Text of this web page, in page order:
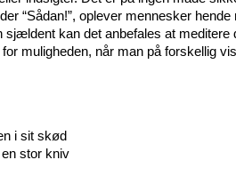
“Sådan!”, oplever mennesker hende
kan det anbefales at meditere
muligheden, når man på forskellig
i sit skød
stor kniv